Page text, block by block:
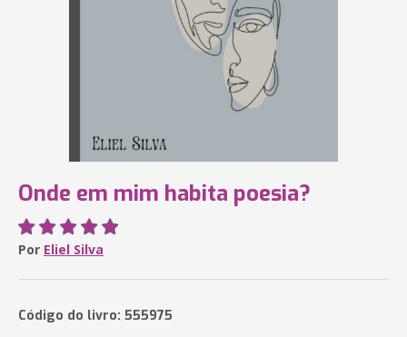
Onde em mim habita poesia?
Por Eliel Silva
Código do livro: 555975